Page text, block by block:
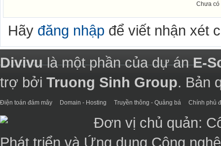
Chưa có
Hãy đăng nhập để viết nhận xét
Divivulà một phần của dự ánE-
trợ bởi Truong Sinh Group. Bản
Điện toán đám mây Domain - Hosting Truyền thông - Quảng bá Chính phủ
Đơn vị chủ quản:
Phát triển và Ứng dụng Công